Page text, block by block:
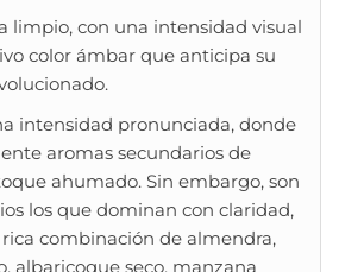
limpio, con una intensidad visual
color ámbar que anticipa su
intensidad pronunciada, donde
aromas secundarios de
ahumado. Sin embargo, son
los que dominan con claridad,
combinación de almendra,
albaricoque seco, manzana